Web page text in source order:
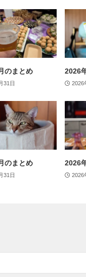
のまとめ
31日
2026
2026
のまとめ
31日
2026
2026